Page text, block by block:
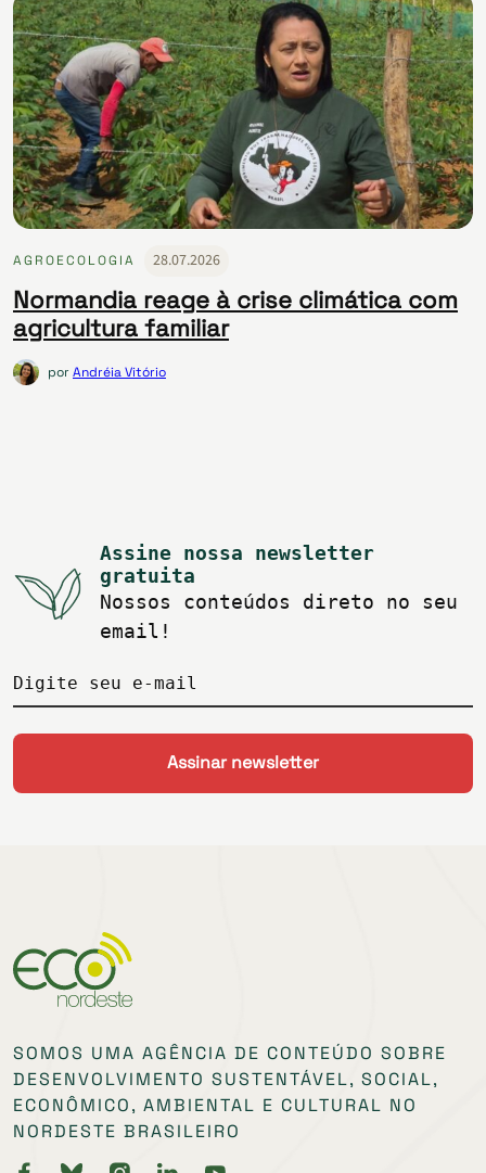
AGROECOLOGIA 28.07.2026
Normandia reage à crise climática com
agricultura familiar
porAndréia Vitório
Assine nossa newsletter
gratuita
Nossos conteúdos direto no seu
email!
Digite seu e-mail
SOMOS UMA AGÊNCIA DE CONTEÚDO SOBRE
DESENVOLVIMENTO SUSTENTÁVEL, SOCIAL,
ECONÔMICO, AMBIENTAL E CULTURAL NO
NORDESTE BRASILEIRO